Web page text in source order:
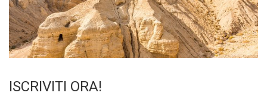
ISCRIVITI ORA!